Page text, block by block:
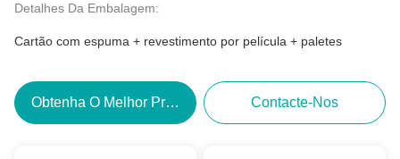
Detalhes Da Embalagem:
Cartão com espuma + revestimento por película + paletes
Obtenha O Melhor Preço Contacte-Nos